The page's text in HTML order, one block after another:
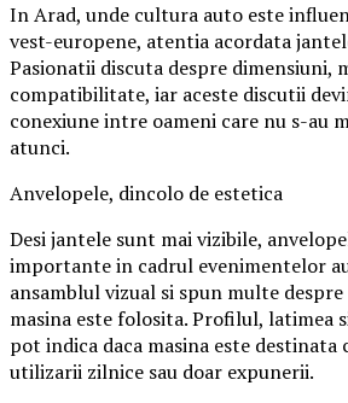
In Arad, unde cultura auto este
vest-europene, atentia acordata
Pasionatii discuta despre dimensiuni,
compatibilitate, iar aceste discutii
conexiune intre oameni care nu s-au
atunci.
Anvelopele, dincolo de estetica
Desi jantele sunt mai vizibile,
importante in cadrul evenimentelor
ansamblul vizual si spun multe
masina este folosita. Profilul, latimea
pot indica daca masina este destinata
utilizarii zilnice sau doar expunerii.